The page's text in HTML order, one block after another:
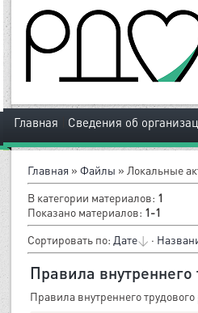
Главная Сведения об
Главная » Файлы » Локальные
В категории материалов: 1
Показано материалов: 1-1
Сортировать по: Дате ·
Правила внутреннего
Правила внутреннего